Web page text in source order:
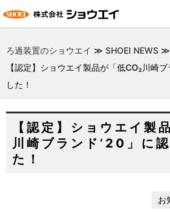
ろ過装置のショウエイ ≫ SHOEI NEWS ≫
【認定】ショウエイ製品が「低CO₂川崎
した！
【認定】ショウエイ製
川崎ブランド’20」に
た！
お